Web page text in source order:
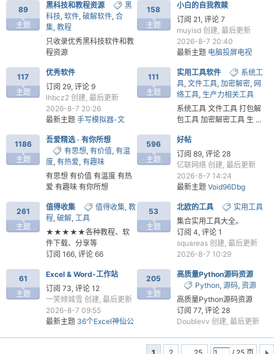
-
52
本/docx 一键变逼真手写图
片，告别手抄
最新主题电脑投屏电视
DLNA Screen Cast
v1.1.0.0
89
主题
黑科技和教程资源
黑
科技, 软件, 破解软件, 合
集, 教程
只收录优秀黑科技软件和教
程资源
Yansen1100n
新 2026-8-7 22:24
最新主题个人简历生成器
ResumeBuilder v1.0
158
主题
小白的自我救赎
订阅 21, 评论 7
muyisd创建, 最后更新
2026-8-7 20:40
最新主题 电脑投屏电视
v1.1.0.0
117
主题
优秀软件
订阅 29, 评论 9
lhbcz2 创建, 最后更新
2026-8-7 20:26
最新主题 手写模拟器-文
片，告别手抄
111
主题
实用工具软件
系统工
具, 文件工具, 加密解密, 网
络工具, 生产力相关工具
系统工具 文件工具 打包解
包工具 加密解密工具 生 ...
submariner
2026-8-7 18:47
最新主题 手写模拟器-文
本/docx 一键变逼真手写图
片，告别手抄
1186
主题
吾爱精选 · 有你所想
有思想, 有价值, 有温
度, 有热爱, 有趣味
有思想 有价值 有温度 有热
爱 有趣味 有你所想
g2614557
创建, 最后更新
2026-8-7 17:22
最新主题 手写模拟器-文
本/docx 一键变逼真手写图
片，告别手抄
596
主题
好帖
订阅 89, 评论 28
亿联网络创建, 最后更新
2026-8-7 14:24
最新主题 Void96Dbg
261
主题
值得收集 值得收集, 教
程, 破解, 工具
★★★★★各种教程、软
件下载、分享等
订阅 166, 评论 66
2026-8-7 14:05
最新主题Windows Flutter
小黄鸟逆向
53
主题
北欧的工具
实用工具
集合实用工具大全。
订阅 4, 评论 1
squareas创建, 最后更新
2026-8-7 10:29
琦同学|软件) 版本V1.2
61
主题
Excel & Word-工作站
订阅 73, 评论 12
一笑倾城雪 创建, 最后更新
2026-8-7 09:55
最新主题 36个Excel神仙公
205
主题
高质量Python源码资源
Python, 源码, 资源
高质量Python源码资源
订阅 77, 评论 28
Doublevv 创建, 最后更新
最新主题跨平台打包工具